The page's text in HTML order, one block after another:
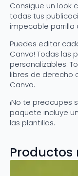
Consigue un look
todas tus
impecable parrilla
Puedes editar
Canva! Todas las
personalizables.
libres de derecho
Canva.
¡No te preocupes
paquete incluye
las plantillas.